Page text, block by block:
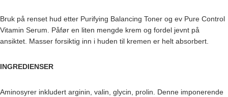
Bruk på renset hud etter Purifying Balancing Toner og ev Pure Control
Vitamin Serum. Påfør en liten mengde krem ​​og fordel jevnt på
ansiktet. Masser forsiktig inn i huden til kremen er helt absorbert.
INGREDIENSER
Aminosyrer inkludert arginin, valin, glycin, prolin. Denne imponerende